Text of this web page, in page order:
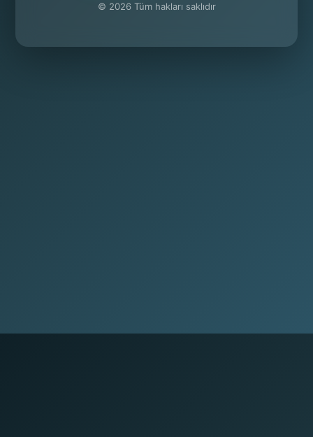
© 2026 Tüm hakları saklıdır